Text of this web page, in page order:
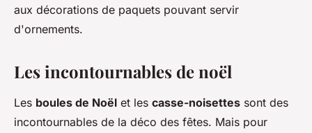
aux décorations de paquets pouvant servir
d'ornements.
Les incontournables de noël
Les boules de Noël et les casse-noisettes sont des
incontournables de la déco des fêtes. Mais pour